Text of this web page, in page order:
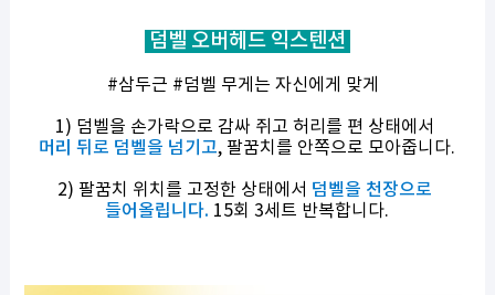
덤벨 오버헤드 익스텐션
#삼두근 #덤벨 무게는 자신에게 맞게
1) 덤벨을 손가락으로 감싸 쥐고 허리를 편 상태에서
머리 뒤로 덤벨을 넘기고, 팔꿈치를 안쪽으로 모아줍니다.
2) 팔꿈치 위치를 고정한 상태에서 덤벨을 천장으로
들어올립니다. 15회 3세트 반복합니다.